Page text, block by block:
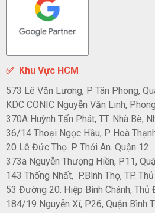
✅ Khu Vực HCM
573 Lê Văn Lương, P Tân Phong,
KDC CONIC Nguyễn Văn Linh,
370A Huỳnh Tấn Phát, TT. Nhà Bè,
36/14 Thoại Ngọc Hầu, P Hoà
20 Lê Đức Thọ. P Thới An. Quận 12
373a Nguyễn Thượng Hiền, P11,
143 Thống Nhất, P.Bình Thọ, TP.
53 Đường 20. Hiệp Bình Chánh, Thủ
184/19 Nguyễn Xí, P26, Quận Bình